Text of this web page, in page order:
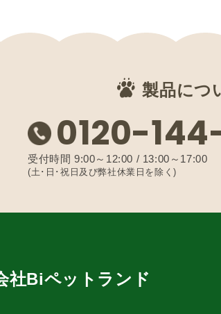
製品につ
0120-
受付時間 9:00～12:00 / 13:00～17:00
(土･日･祝日及び弊社休業日を除く)
社Biペットランド